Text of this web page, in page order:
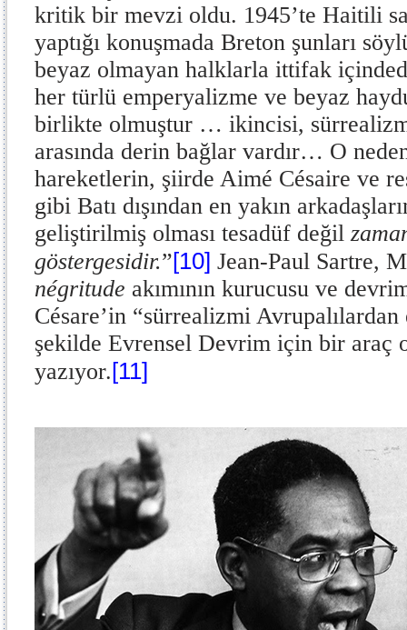
kritik bir mevzi oldu. 1945’te Haitili
yaptığı konuşmada Breton şunları
beyaz olmayan halklarla ittifak
her türlü emperyalizme ve beyaz
birlikte olmuştur … ikincisi,
arasında derin bağlar vardır… O
hareketlerin, şiirde Aimé Césaire ve
gibi Batı dışından en yakın
geliştirilmiş olması tesadüf değil
göstergesidir.”[10] Jean-Paul Sartre,
négritude akımının kurucusu ve
Césare’in “sürrealizmi
şekilde Evrensel Devrim için bir araç
yazıyor.[11]